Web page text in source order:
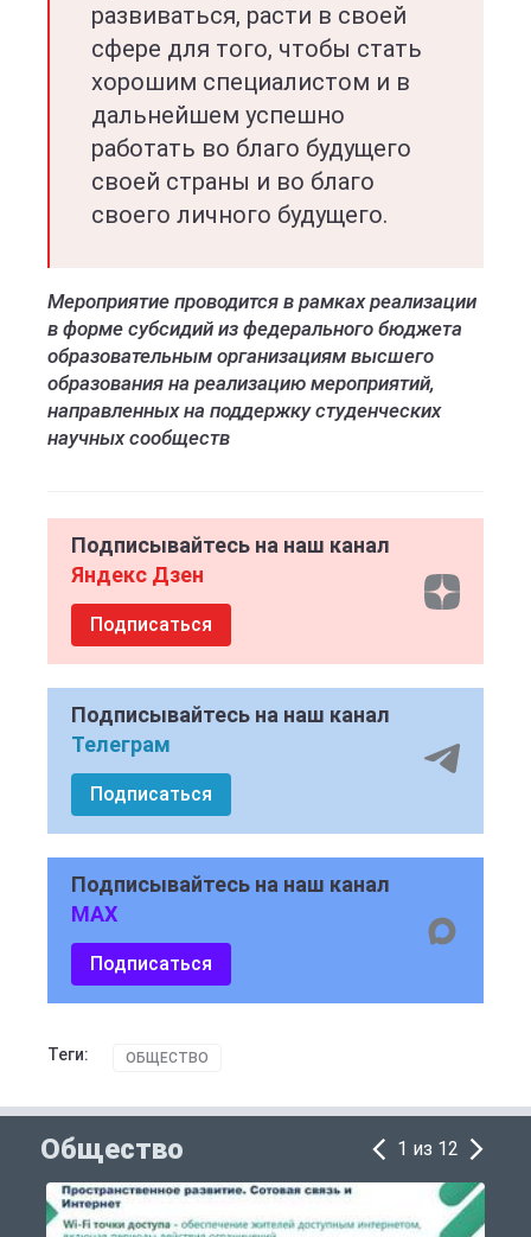
развиваться, расти в своей
сфере для того, чтобы стать
хорошим специалистом и в
дальнейшем успешно
работать во благо будущего
своей страны и во благо
своего личного будущего.
Мероприятие проводится в рамках реализации
в форме субсидий из федерального бюджета
образовательным организациям высшего
образования на реализацию мероприятий,
направленных на поддержку студенческих
научных сообществ
Подписывайтесь на наш канал
Яндекс Дзен
Подписаться
Подписывайтесь на наш канал
Телеграм
Подписаться
Подписывайтесь на наш канал
MAX
Подписаться
Теги: ОБЩЕСТВО
Общество 1 из 12